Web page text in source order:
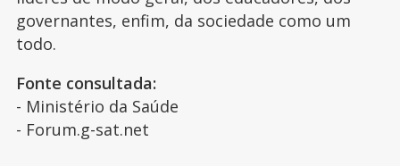
governantes, enfim, da sociedade como um
todo.
Fonte consultada:
- Ministério da Saúde
- Forum.g-sat.net